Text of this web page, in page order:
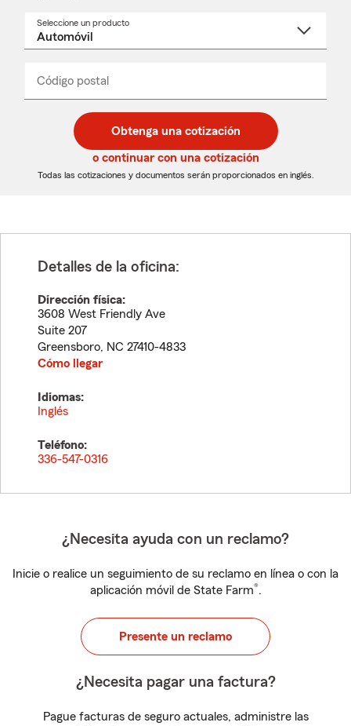
Seleccione un producto
desplegable
Código postal
de
5
dígitos
de
5
dígitos
_____
Obtenga una cotización
o continuar con una cotización
Todas las cotizaciones y documentos serán proporcionados en inglés.
Detalles de la oficina:
Dirección física:
3608 West Friendly Ave
Suite 207
Greensboro, NC 27410-4833
Cómo llegar
Idiomas:
Inglés
Teléfono:
336-547-0316
¿Necesita ayuda con un reclamo?
Inicie o realice un seguimiento de su reclamo en línea o con la
aplicación móvil de State Farm®.
Presente un reclamo
¿Necesita pagar una factura?
Pague facturas de seguro actuales, administre las